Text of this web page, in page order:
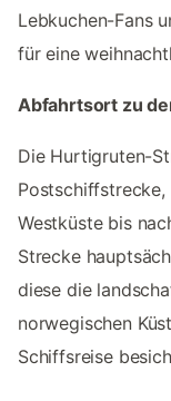
Lebkuchen-Fans
für eine
Abfahrtsort zu
Die Hurtigruten-
Westküste bis
Strecke
diese die
norwegischen
Schiffsreise